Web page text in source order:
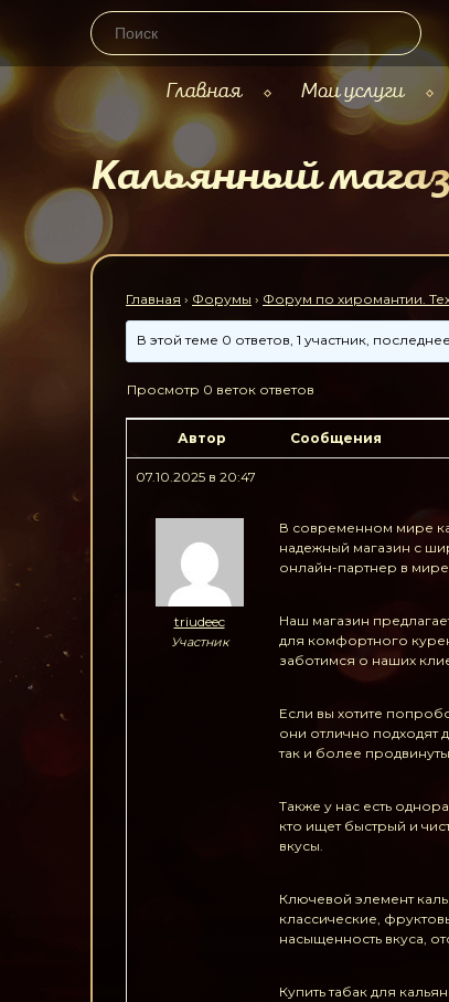
Главная Мои услуги
Кальянный
Главная › Форумы › Форум по хиромантии.
В этой теме 0 ответов, 1 участник,
Просмотр 0 веток ответов
Автор Сообщения
07.10.2025 в 20:47
triudeec
Участник
В современном мире
надежный магазин с
онлайн-партнер в мире
Наш магазин
для комфортного
заботимся о наших
Если вы хотите
они отлично подходят
так и более
Также у нас есть
кто ищет быстрый и
вкусы.
Ключевой элемент
классические,
насыщенность вкуса,
Купить табак для